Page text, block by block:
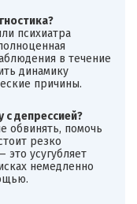
психиатра
в течение
динамику
причины.
депрессией?
обвинять, помочь
резко
это усугубляет
немедленно